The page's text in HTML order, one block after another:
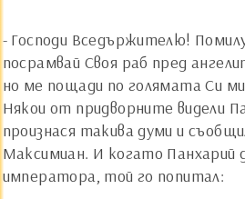
- Господи Вседържителю!
посрамвай Своя раб пред
но ме пощади по голямата Си
Някои от придворните видели
произнася такива думи и
Максимиан. И когато Панхарий
императора, той го попитал: